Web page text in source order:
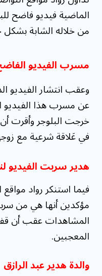
الماضية فيديو فاضح
من خلاله الشابة
مسرب الفيديو
وعقب انتشار الفيديو
عن مسرب هذا
خرجت البلوجر وأقرت
في عَلاقة شرعية مع
هدير سربت الفيديو
فيما استنكر رواد
مؤكدين أنها هي من
المشاهدات عقب أن
المعجبين.
والدة هدير عبد الرازق